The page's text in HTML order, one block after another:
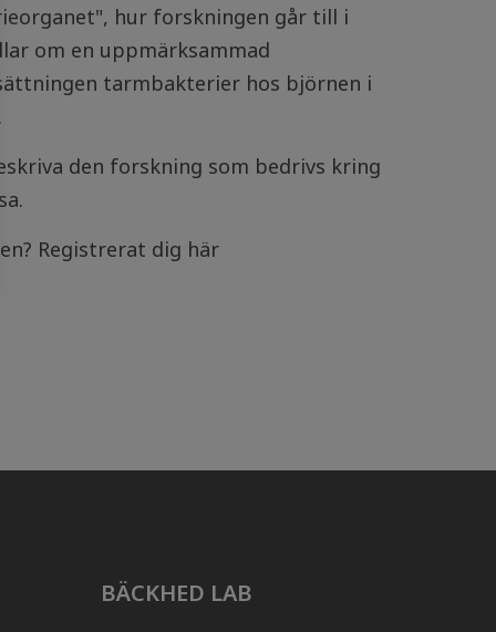
hur forskningen går till i
om en uppmärksammad
tarmbakterier hos björnen i
den forskning som bedrivs kring
Registrerat dig här
BÄCKHED LAB